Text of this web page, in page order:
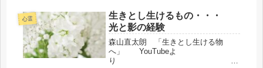
方をはじめ、プライベートメール等の
返信が遅れていますことを心よりお詫
び...
心霊
生きとし生けるもの・・・
光と影の経験
森山直太朗 「生きとし生ける物
へ」 YouTubeよ
り